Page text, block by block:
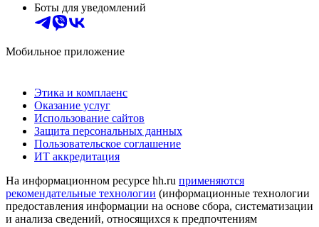
Боты для уведомлений
Мобильное приложение
Этика и комплаенс
Оказание услуг
Использование сайтов
Защита персональных данных
Пользовательское соглашение
ИТ аккредитация
На информационном ресурсе hh.ru применяются
рекомендательные технологии (информационные технологии
предоставления информации на основе сбора, систематизации
и анализа сведений, относящихся к предпочтениям